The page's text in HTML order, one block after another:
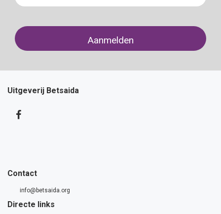
Uitgeverij Betsaida
Contact
info@betsaida.org
Directe links